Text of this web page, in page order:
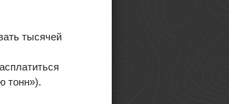
тысячей
тонн»).